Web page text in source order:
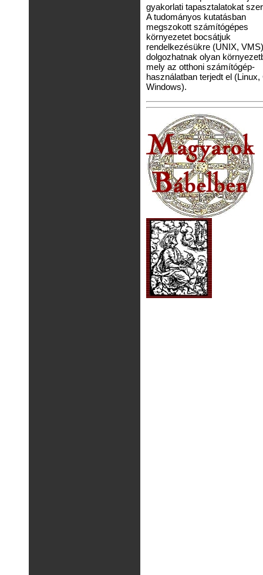
gyakorlati tapasztalatokat
A tudományos kutatásban
megszokott számítógépes
környezetet bocsátjuk
rendelkezésükre (UNIX,
dolgozhatnak olyan
mely az otthoni számítógép-
használatban terjedt el (Linux,
Windows).